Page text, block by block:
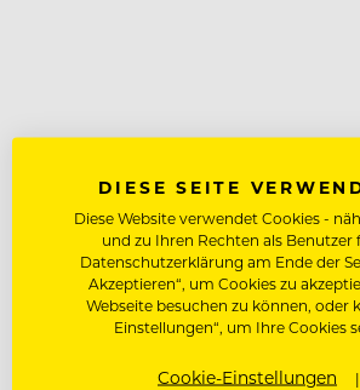
DIESE SEITE
Diese Website verwendet Cookies -
und zu Ihren Rechten als Benutzer
Datenschutzerklärung am Ende der
Akzeptieren“, um Cookies zu
Webseite besuchen zu können, oder
Einstellungen“, um Ihre Cookies
Cookie-Einstellungen